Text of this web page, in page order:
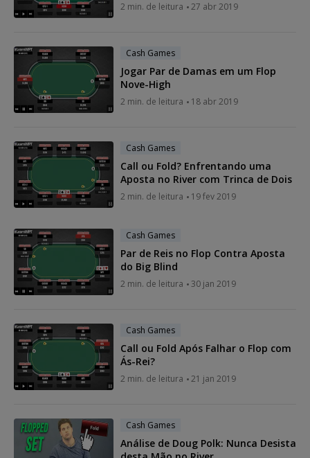
2 min. de leitura 27 abr 2019
Cash Games
Jogar Par de Damas em um Flop
Nove-High
2 min. de leitura 18 abr 2019
Cash Games
Call ou Fold? Enfrentando uma
Aposta no River com Trinca de Dois
2 min. de leitura 19 fev 2019
Cash Games
Par de Reis no Flop Contra Aposta
do Big Blind
2 min. de leitura 30 jan 2019
Cash Games
Call ou Fold Após Falhar o Flop com
Ás-Rei?
2 min. de leitura 21 jan 2019
Cash Games
Análise de Doug Polk: Nunca Desista